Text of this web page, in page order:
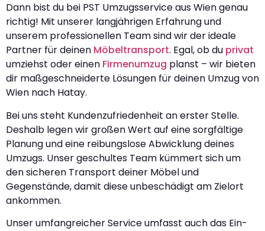
Dann bist du bei PST Umzugsservice aus Wien genau
richtig! Mit unserer langjährigen Erfahrung und
unserem professionellen Team sind wir der ideale
Partner für deinen Möbeltransport. Egal, ob du privat
umziehst oder einen Firmenumzug planst – wir bieten
dir maßgeschneiderte Lösungen für deinen Umzug von
Wien nach Hatay.
Bei uns steht Kundenzufriedenheit an erster Stelle.
Deshalb legen wir großen Wert auf eine sorgfältige
Planung und eine reibungslose Abwicklung deines
Umzugs. Unser geschultes Team kümmert sich um
den sicheren Transport deiner Möbel und
Gegenstände, damit diese unbeschädigt am Zielort
ankommen.
Unser umfangreicher Service umfasst auch das Ein-